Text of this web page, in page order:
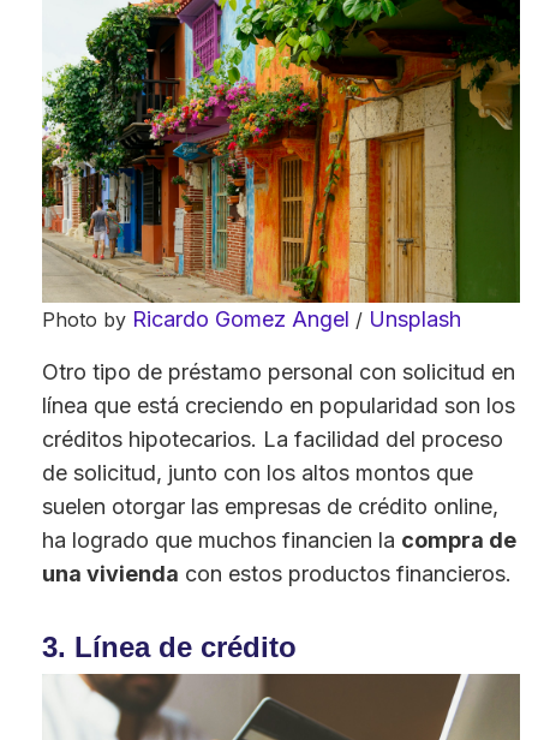
Photo by Ricardo Gomez Angel / Unsplash
Otro tipo de préstamo personal con solicitud en
línea que está creciendo en popularidad son los
créditos hipotecarios. La facilidad del proceso
de solicitud, junto con los altos montos que
suelen otorgar las empresas de crédito online,
ha logrado que muchos financien la compra de
una vivienda con estos productos financieros.
3. Línea de crédito